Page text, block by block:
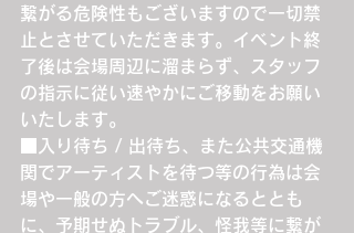
繋がる危険性もございますので一切禁
止とさせていただきます。イベント終
了後は会場周辺に溜まらず、スタッフ
の指示に従い速やかにご移動をお願い
いたします。
■入り待ち / 出待ち、また公共交通機
関でアーティストを待つ等の行為は会
場や一般の方へご迷惑になるととも
に、予期せぬトラブル、怪我等に繋が